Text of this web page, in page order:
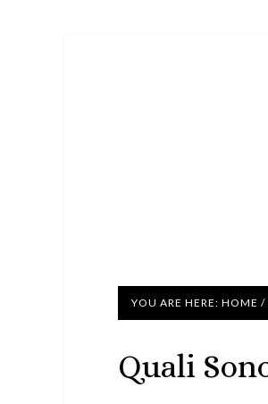
YOU ARE HERE: HOME /
Quali